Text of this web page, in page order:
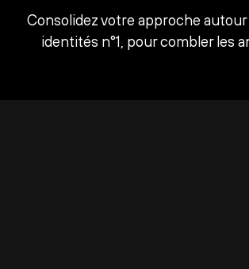
Consolidez votre approche
identités n°1, pour combler les